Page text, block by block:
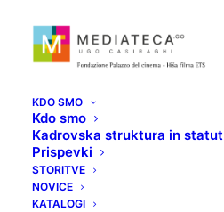
KDO SMO
Kdo smo
Kadrovska struktura in statut
Prispevki
STORITVE
NOVICE
KATALOGI